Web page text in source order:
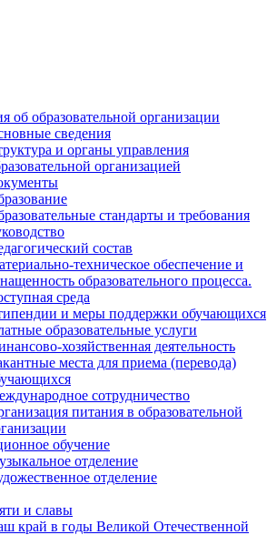
об образовательной организации
сведения
и органы управления
организацией
стандарты и требования
состав
техническое обеспечение и
образовательного процесса.
среда
и меры поддержки обучающихся
образовательные услуги
хозяйственная деятельность
места для приема (перевода)
сотрудничество
питания в образовательной
обучение
отделение
отделение
и славы
край в годы Великой Отечественной